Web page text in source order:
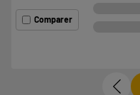
Comparer